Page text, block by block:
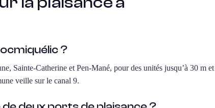
?
Sainte-Catherine et Pen-Mané, pour des unités jusqu’à 30 m et
veille sur le canal 9.